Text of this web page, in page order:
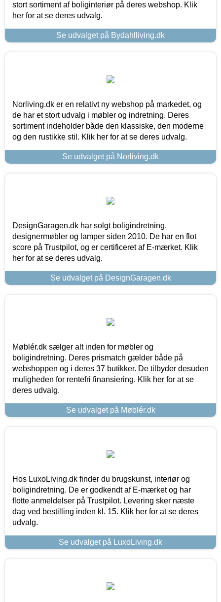
stort sortiment af boliginteriør på deres webshop. Klik
her for at se deres udvalg.
Se udvalget på Bydahlliving.dk
Norliving.dk er en relativt ny webshop på markedet, og
de har et stort udvalg i møbler og indretning. Deres
sortiment indeholder både den klassiske, den moderne
og den rustikke stil. Klik her for at se deres udvalg.
Se udvalget på Norliving.dk
DesignGaragen.dk har solgt boligindretning,
designermøbler og lamper siden 2010. De har en flot
score på Trustpilot, og er certificeret af E-mærket. Klik
her for at se deres udvalg.
Se udvalget på DesignGaragen.dk
Møblér.dk sælger alt inden for møbler og
boligindretning. Deres prismatch gælder både på
webshoppen og i deres 37 butikker. De tilbyder desuden
muligheden for rentefri finansiering. Klik her for at se
deres udvalg.
Se udvalget på Møblér.dk
Hos LuxoLiving.dk finder du brugskunst, interiør og
boligindretning. De er godkendt af E-mærket og har
flotte anmeldelser på Trustpilot. Levering sker næste
dag ved bestilling inden kl. 15. Klik her for at se deres
udvalg.
Se udvalget på LuxoLiving.dk